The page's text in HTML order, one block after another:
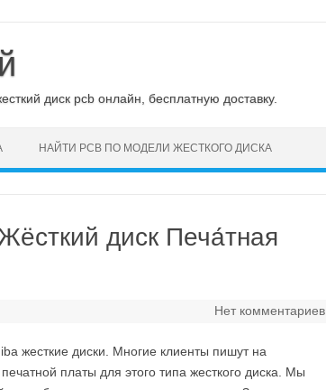
диск pcb онлайн, бесплатную доставку.
НАЙТИ PCB ПО МОДЕЛИ ЖЕСТКОГО ДИСКА
диск Печа́тная
Нет комментариев
жесткие диски. Многие клиенты пишут на
платы для этого типа жесткого диска. Мы